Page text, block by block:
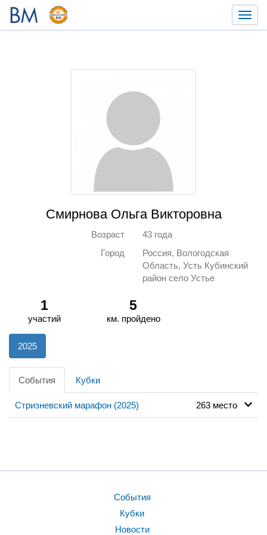
Смирнова Ольга Викторовна
Возраст
43 года
Город
Россия, Вологодская
Область, Усть Кубинский
район село Устье
1
участий
5
км. пройдено
2025
События Кубки
Стризневский марафон (2025) 263 место
События
Кубки
Новости